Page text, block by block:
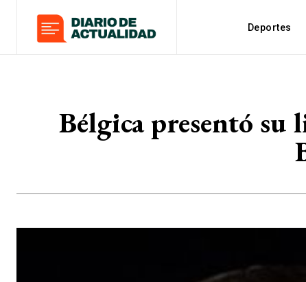
Deportes
Bélgica presentó